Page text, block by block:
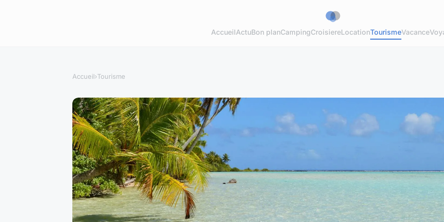
AccueilActuBon planCampingCroisiereLocationTourismeVacance
Accueil›Tourisme